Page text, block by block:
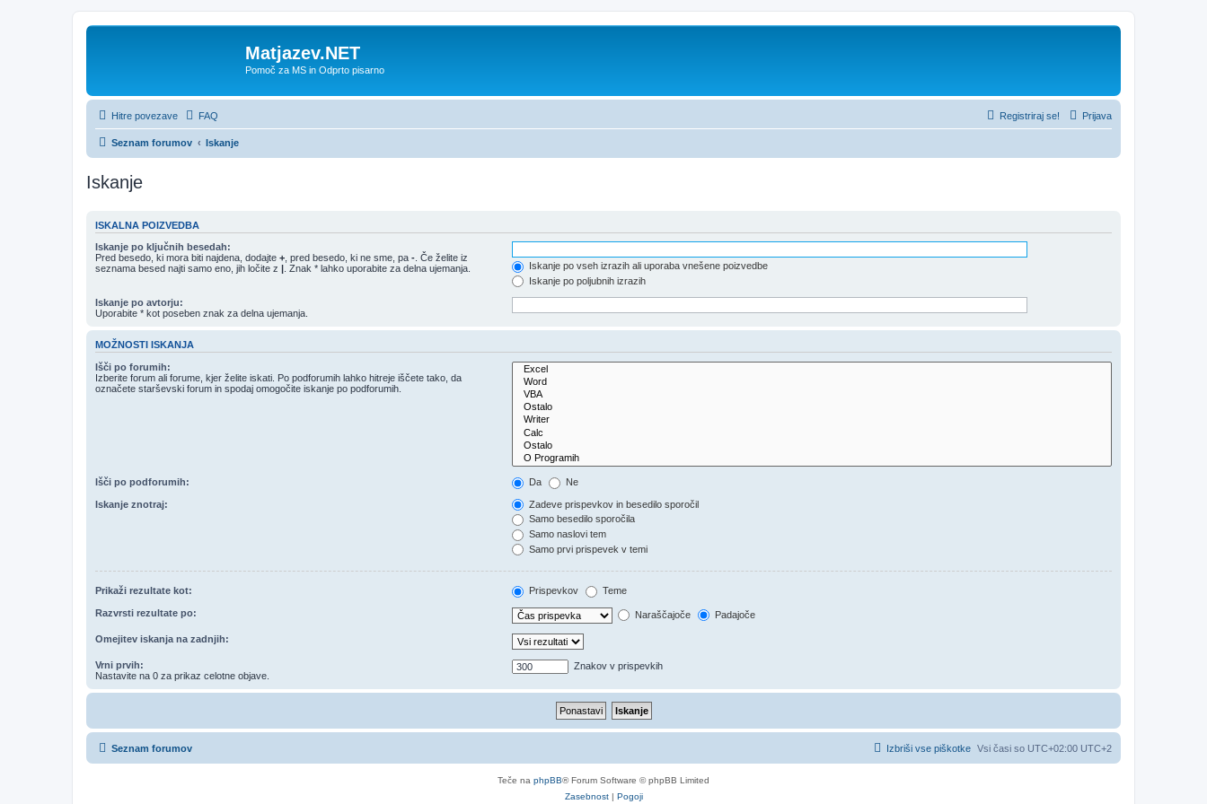
Matjazev.NET
Pomoč za MS in Odprto pisarno
Hitre povezave FAQ Prijava
Registriraj se!
Seznam forumov Iskanje
Iskanje
ISKALNA POIZVEDBA
Iskanje po ključnih besedah:
Pred besedo, ki mora biti najdena, dodajte + , pred besedo, ki ne sme, pa - . Če želite iz
seznama besed najti samo eno, jih ločite z | . Znak * lahko uporabite za delna ujemanja.
Iskanje po vseh izrazih ali uporaba vnešene poizvedbe
Iskanje po poljubnih izrazih
Iskanje po avtorju:
Uporabite * kot poseben znak za delna ujemanja.
MOŽNOSTI ISKANJA
Išči po forumih:
Izberite forum ali forume, kjer želite iskati. Po podforumih lahko hitreje iščete tako, da
označete starševski forum in spodaj omogočite iskanje po podforumih.
Išči po podforumih: Da Ne
Iskanje znotraj:
Zadeve prispevkov in besedilo sporočil
Samo besedilo sporočila
Samo naslovi tem
Samo prvi prispevek v temi
Prikaži rezultate kot: Prispevkov Teme
Razvrsti rezultate po: Naraščajoče Padajoče
Omejitev iskanja na zadnjih:
Vrni prvih:
Nastavite na 0 za prikaz celotne objave.
Znakov v prispevkih
Seznam forumov Vsi časi so UTC+02:00 UTC+2
Izbriši vse piškotke
Teče na phpBB® Forum Software © phpBB Limited
Zasebnost| Pogoji